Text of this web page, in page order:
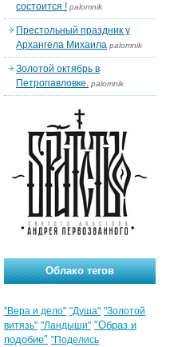
состоится ! palomnik
Престольный праздник у
Архангела Михаила palomnik
Золотой октябрь в
Петропавловке. palomnik
Облако тегов
"Вера и дело" "Душа" "Золотой
витязь" "Ландыши" "Образ и
подобие" "Поделись